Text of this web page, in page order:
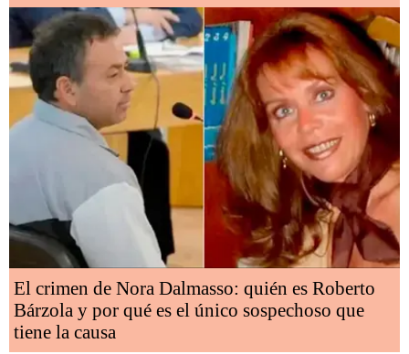
El crimen de Nora Dalmasso: quién es Roberto
Bárzola y por qué es el único sospechoso que
tiene la causa